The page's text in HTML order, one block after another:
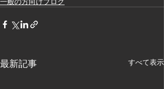
最新記事 すべて表示